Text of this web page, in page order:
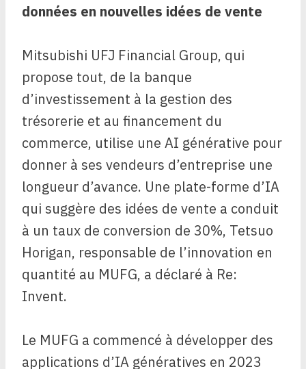
données en nouvelles idées de vente
Mitsubishi UFJ Financial Group, qui
propose tout, de la banque
d’investissement à la gestion des
trésorerie et au financement du
commerce, utilise une AI générative pour
donner à ses vendeurs d’entreprise une
longueur d’avance. Une plate-forme d’IA
qui suggère des idées de vente a conduit
à un taux de conversion de 30%, Tetsuo
Horigan, responsable de l’innovation en
quantité au MUFG, a déclaré à Re:
Invent.
Le MUFG a commencé à développer des
applications d’IA génératives en 2023